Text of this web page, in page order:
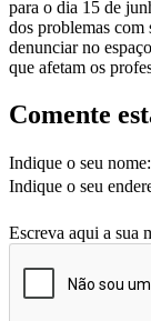
para o dia 15 de
dos problemas
denunciar no
que afetam os
Comente
Indique o seu nome:
Indique o seu
Escreva aqui a sua